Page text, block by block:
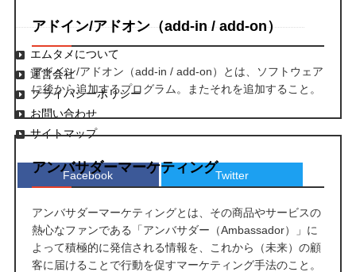
エムタメについて
運営会社
プライバシーポリシー
お問い合わせ
サイトマップ
Facebook Twitter
アドイン/アドオン（add-in / add-on）
アドイン/アドオン（add-in / add-on）とは、ソフトウェア
に後から追加するプログラム。またそれを追加すること。
アンバサダーマーケティング
アンバサダーマーケティングとは、その商品やサービスの
熱心なファンである「アンバサダー（Ambassador）」に
よって積極的に発信される情報を、これから（未来）の顧
客に届けることで行動を促すマーケティング手法のこと。